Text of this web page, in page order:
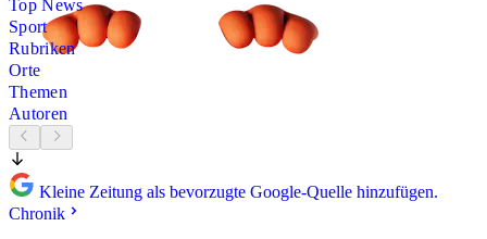
Top News
Sport
Rubriken
Orte
Themen
Autoren
Kleine Zeitung als bevorzugte Google-Quelle hinzufügen.
Chronik